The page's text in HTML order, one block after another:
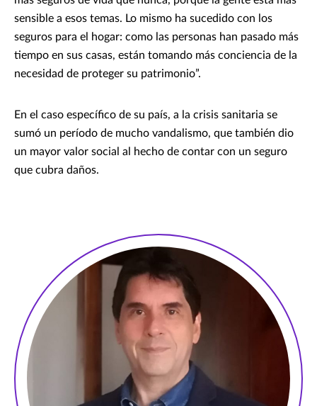
sensible a esos temas. Lo mismo ha sucedido con los
seguros para el hogar: como las personas han pasado más
tiempo en sus casas, están tomando más conciencia de la
necesidad de proteger su patrimonio”.
En el caso específico de su país, a la crisis sanitaria se
sumó un período de mucho vandalismo, que también dio
un mayor valor social al hecho de contar con un seguro
que cubra daños.